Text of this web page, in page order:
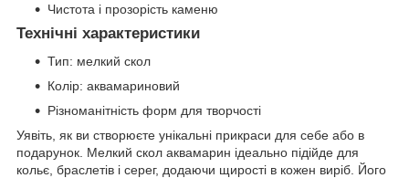
Чистота і прозорість каменю
Технічні характеристики
Тип: мелкий скол
Колір: аквамариновий
Різноманітність форм для творчості
Уявіть, як ви створюєте унікальні прикраси для себе або в
подарунок. Мелкий скол аквамарин ідеально підійде для
кольє, браслетів і серег, додаючи щирості в кожен виріб. Його